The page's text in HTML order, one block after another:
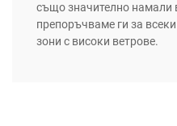
също значително намали
препоръчваме ги за
зони с високи ветрове.